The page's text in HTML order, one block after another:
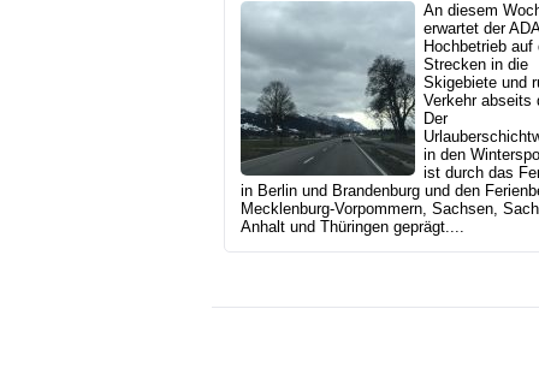
An diesem
erwartet der
Hochbetrieb auf
Strecken in die
Skigebiete und
Verkehr abseits
Der
in den
ist durch das
in Berlin und Brandenburg und den
Mecklenburg-Vorpommern, Sachsen,
Anhalt und Thüringen geprägt....